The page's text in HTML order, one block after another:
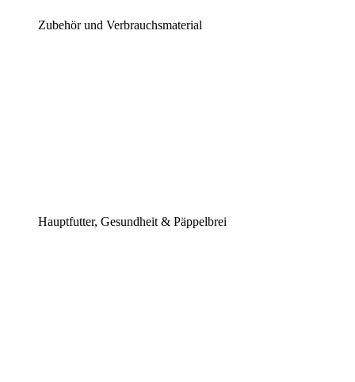
Zubehör und Verbrauchsmaterial
Hauptfutter, Gesundheit & Päppelbrei